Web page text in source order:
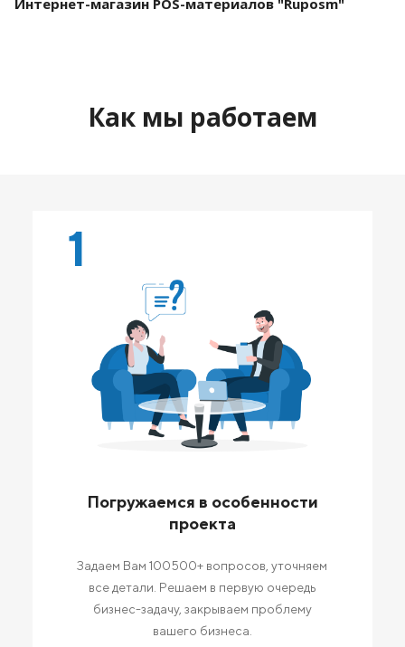
Интернет-магазин POS-материалов "Ruposm"
Как мы работаем
1
Погружаемся в особенности
проекта
Задаем Вам 100500+ вопросов, уточняем
все детали. Решаем в первую очередь
бизнес-задачу, закрываем проблему
вашего бизнеса.